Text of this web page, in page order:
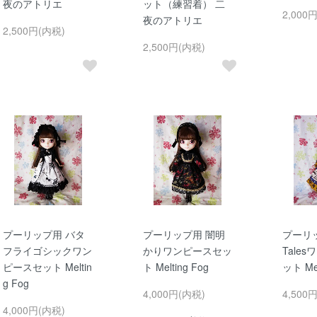
夜のアトリエ
2,500円(内税)
ット（練習着） 二
夜のアトリエ
2,500円(内税)
2,000
プーリップ用 バタ
フライゴシックワン
ピースセット Meltin
g Fog
4,000円(内税)
プーリップ用 闇明
かりワンピースセッ
ト Melting Fog
4,000円(内税)
プーリ
Tales
ット
4,500